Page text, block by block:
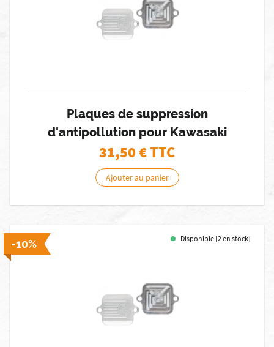
Plaques de suppression
d'antipollution pour Kawasaki
31,50€ TTC
Ajouter au panier
-10% Disponible [2 en stock]